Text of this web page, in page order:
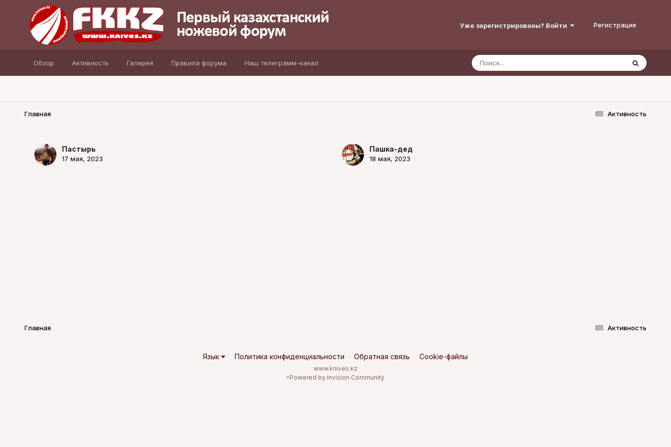
Уже зарегистрированы? Войти Регистрация
Обзор Активность Галерея Правила форума Наш телеграмм-канал
Активность
Главная
Пастырь
17 мая, 2023
Пашка-дед
18 мая, 2023
Активность
Главная
Язык Политика конфиденциальности Обратная связь Cookie-файлы
www.knives.kz
=Powered by Invision Community